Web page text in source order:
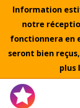
Information
notre
fonctionnera en
seront bien
plus